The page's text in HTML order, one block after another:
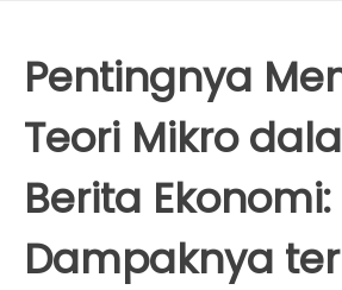
Pentingnya
Teori Mikro
Berita Ekonomi:
Dampaknya